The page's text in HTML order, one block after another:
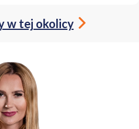
mieszkaniowych 10 m
zabudowy 20%
czynna 60%
w tej okolicy